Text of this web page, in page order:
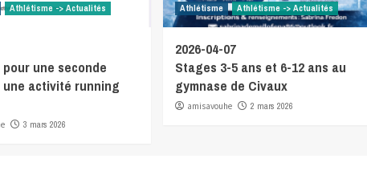
Athlétisme -> Actualités
une seconde
une activité running
3 mars 2026
Athlétisme Athlétisme -> Actualités
2026-04-07
Stages 3-5 ans et 6-12 ans au
gymnase de Civaux
amisavouhe 2 mars 2026